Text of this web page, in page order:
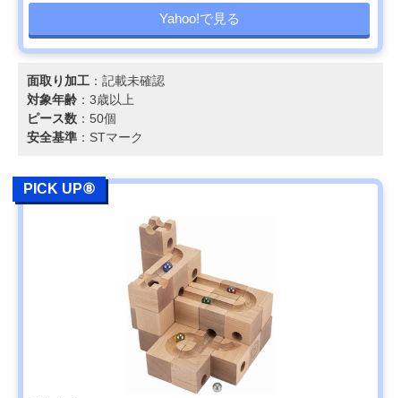
Yahoo!で見る
面取り加工 ：記載未確認
対象年齢 ：3歳以上
ピース数 ：50個
安全基準 ：STマーク
PICK UP⑧